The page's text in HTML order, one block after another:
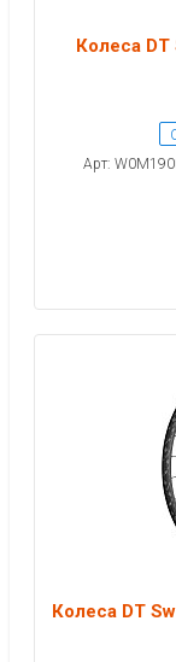
Колеса
Арт:
Колеса DT